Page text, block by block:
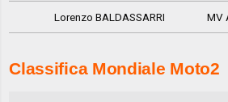
Lorenzo BALDASSARRI MV
Classifica Mondiale Moto2